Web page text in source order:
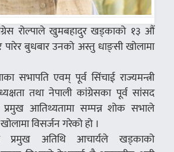
रोल्पाले खुमबहादुर खड्काको १३ औं
बुधबार उनको अस्तु धाङ्सी खोलामा
सभापति एवम् पूर्व सिंचाई राज्यमन्त्री
तथा नेपाली कांग्रेसका पूर्व सांसद
आतिथ्यतामा सम्पन्न शोक सभाले
विसर्जन गरेको हो ।
प्रमुख अतिथि आचार्यले खड्काको